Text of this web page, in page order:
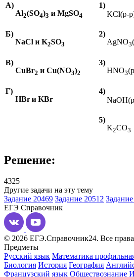
А)
Al2(SO4)3 и MgSO4
1)
KCl(р-р
Б)
NaCl и K2SO3
2)
AgNO3(
В)
CuBr2 и Cu(NO3)2
3)
HNO3
Г)
HBrи KBr
4)
NaOH(
5)
K2CO3
Решение:
4325
Другие задачи на эту тему
Задание 20469 Задание 20512
ЕГЭ Справочник
© 2026 ЕГЭ.Справочник24. Все
Предметы
Русский язык Математика
Биология История География
Французский язык Обществознание